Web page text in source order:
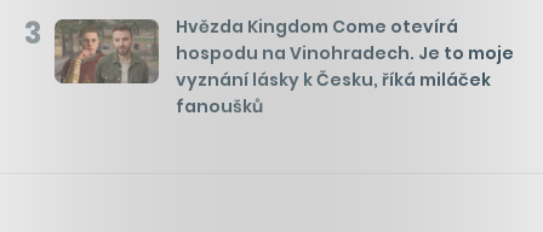
3
Hvězda Kingdom Come otevírá
hospodu na Vinohradech. Je to moje
vyznání lásky k Česku, říká miláček
fanoušků